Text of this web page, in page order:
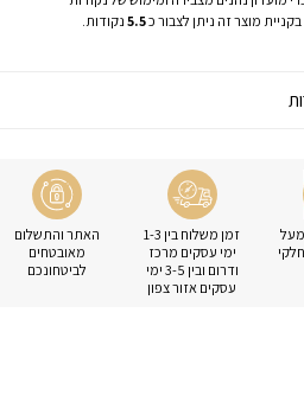
בקניית מוצר זה ניתן לצבור כ5.5נקודות.
חלקי
זמן משלוח בין 1-3
ימי עסקים מרכז
ודרום ובין 3-5 ימי
עסקים אזור צפון
האתר והתשלום
מאובטחים
לביטחונכם